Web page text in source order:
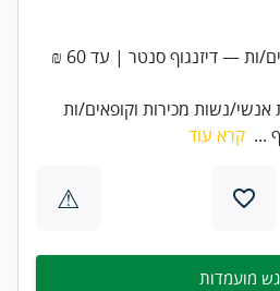
אנשי/נשות מכירות וקופאים/ות — דיזנגוף סנטר | עד 60 ₪
נשות מכירות וקופאים/ות
... קרא עוד
⚠
מועמדות